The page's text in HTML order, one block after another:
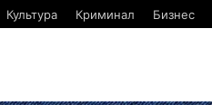
Культура Криминал Бизнес